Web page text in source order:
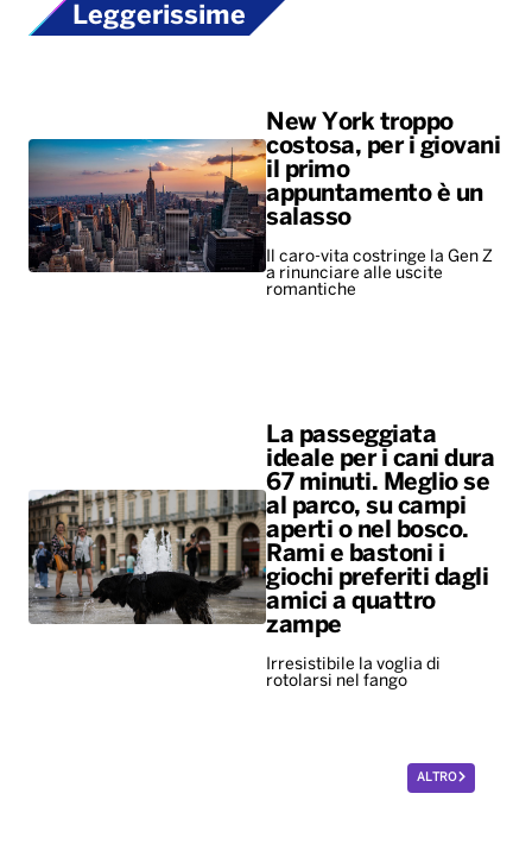
Leggerissime
New York troppo
costosa, per i giovani
il primo
appuntamento è un
salasso
Il caro-vita costringe la Gen Z
a rinunciare alle uscite
romantiche
La passeggiata
ideale per i cani dura
67 minuti. Meglio se
al parco, su campi
aperti o nel bosco.
Rami e bastoni i
giochi preferiti dagli
amici a quattro
zampe
Irresistibile la voglia di
rotolarsi nel fango
ALTRO